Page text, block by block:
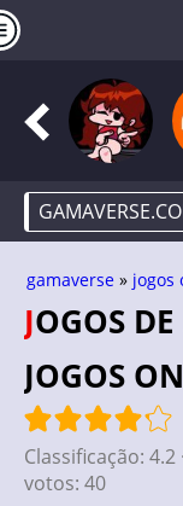
gamaverse » jogos
JOGOS DE 3+ JOGADORES 👪 ·
JOGOS
Classificação: 4.2
votos: 40